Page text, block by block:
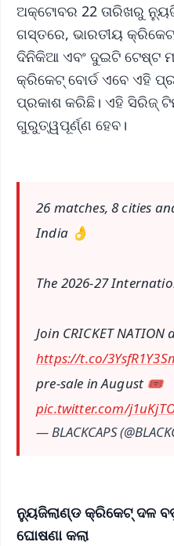
ଅକ୍ଟୋବର 22 ତାରିଖରୁ
ଗସ୍ତରେ, ଭାରତୀୟ
ଦିନିକିଆ ଏବଂ ଦୁଇଟି ଟେଷ୍ଟ
କ୍ରିକେଟ୍ ବୋର୍ଡ ଏବେ ଏହି
ପ୍ରକାଶ କରିଛି। ଏହି ସିରିଜ୍
ଗୁରୁତ୍ୱପୂର୍ଣ୍ଣ ହେବ।
26 matches, 8 cities
India 👌
The 2026-27
Join CRICKET NATION
https://t.co/
pre-sale in August 🎟️
pic.twitter.com/
— BLACKCAPS
ନ୍ୟୁଜିଲାଣ୍ଡ କ୍ରିକେଟ୍ ଦଳ
ଘୋଷଣା କଲା